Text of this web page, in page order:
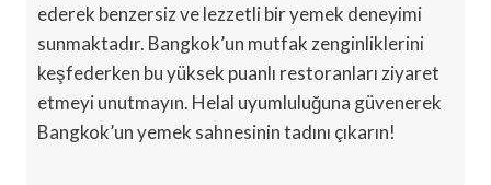
ederek benzersiz ve lezzetli bir yemek deneyimi
sunmaktadır. Bangkok’un mutfak zenginliklerini
keşfederken bu yüksek puanlı restoranları ziyaret
etmeyi unutmayın. Helal uyumluluğuna güvenerek
Bangkok’un yemek sahnesinin tadını çıkarın!